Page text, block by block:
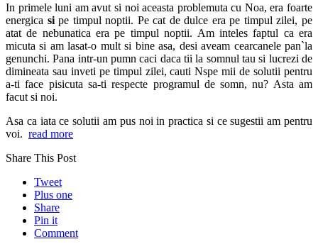
In primele luni am avut si noi aceasta problemuta cu Noa, era foarte
energica sipe timpul noptii. Pe cat de dulce era pe timpul zilei, pe
atat de nebunatica era pe timpul noptii. Am inteles faptul ca era
micuta si am lasat-o mult si bine asa, desi aveam cearcanele pan`la
genunchi. Pana intr-un pumn caci daca tii la somnul tau si lucrezi de
dimineata sau inveti pe timpul zilei, cauti Nspe mii de solutii pentru
a-ti face pisicuta sa-ti respecte programul de somn, nu? Asta am
facut si noi.
Asa ca iata ce solutii am pus noi in practica si ce sugestii am pentru
voi. read more
Share This Post
Tweet
Plus one
Share
Pin it
Comment